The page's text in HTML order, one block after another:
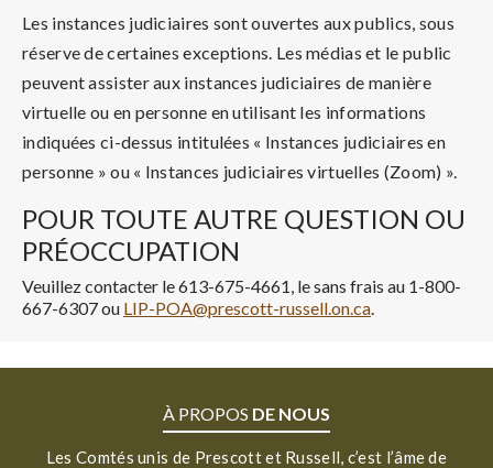
Les instances judiciaires sont ouvertes aux publics, sous
réserve de certaines exceptions. Les médias et le public
peuvent assister aux instances judiciaires de manière
virtuelle ou en personne en utilisant les informations
indiquées ci-dessus intitulées « Instances judiciaires en
personne » ou « Instances judiciaires virtuelles (Zoom) ».
POUR TOUTE AUTRE QUESTION OU
PRÉOCCUPATION
Veuillez contacter le 613-675-4661, le sans frais au 1-800-
667-6307 ou LIP-POA@prescott-russell.on.ca.
À PROPOS DE NOUS
Les Comtés unis de Prescott et Russell, c’est l’âme de